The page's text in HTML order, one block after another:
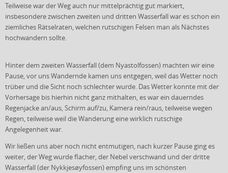
Teilweise war der Weg auch nur mittelprächtig gut markiert,
insbesondere zwischen zweiten und dritten Wasserfall war es schon ein
ziemliches Rätselraten, welchen rutschigen Felsen man als Nächstes
hochwandern sollte.
Hinter dem zweiten Wasserfall (dem Nyastolfossen) machten wir eine
Pause, vor uns Wandernde kamen uns entgegen, weil das Wetter noch
trüber und die Sicht noch schlechter wurde. Das Wetter konnte mit der
Vorhersage bis hierhin nicht ganz mithalten, es war ein dauerndes
Regenjacke an/aus, Schirm auf/zu, Kamera rein/raus, teilweise wegen
Regen, teilweise weil die Wanderung eine wirklich rutschige
Angelegenheit war.
Wir ließen uns aber noch nicht entmutigen, nach kurzer Pause ging es
weiter, der Weg wurde flacher, der Nebel verschwand und der dritte
Wasserfall (der Nykkjesøyfossen) empfing uns im schönsten